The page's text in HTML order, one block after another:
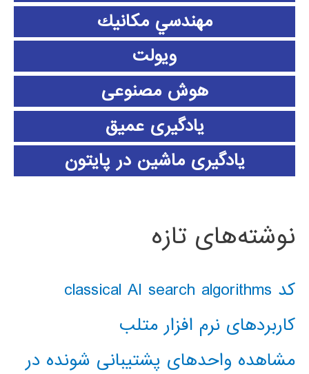
مهندسي مكانيك
ویولت
هوش مصنوعی
یادگیری عمیق
یادگیری ماشین در پایتون
نوشته‌های تازه
کد classical AI search algorithms
کاربردهای نرم افزار متلب
مشاهده واحدهای پشتیبانی شونده در